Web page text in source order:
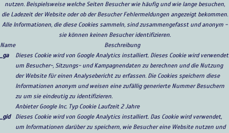
nutzen. Beispielsweise welche Seiten Besucher wie häufig und wie lange besuchen,
die Ladezeit der Website oder ob der Besucher Fehlermeldungen angezeigt bekommen.
Alle Informationen, die diese Cookies sammeln, sind zusammengefasst und anonym -
sie können keinen Besucher identifizieren.
Name
Beschreibung
_ga
Dieses Cookie wird von Google Analytics installiert. Dieses Cookie wird verwendet
um Besucher-, Sitzungs- und Kampagnendaten zu berechnen und die Nutzung
der Website für einen Analysebericht zu erfassen. Die Cookies speichern diese
Informationen anonym und weisen eine zufällig generierte Nummer Besuchern
zu um sie eindeutig zu identifizieren.
Anbieter Google Inc. Typ Cookie Laufzeit 2 Jahre
_gid
Dieses Cookie wird von Google Analytics installiert. Das Cookie wird verwendet,
um Informationen darüber zu speichern, wie Besucher eine Website nutzen und